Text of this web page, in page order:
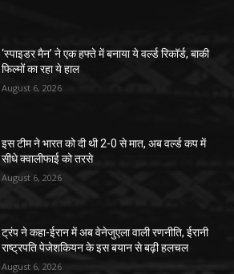
‘स्पाइडर मैन’ ने एक हफ्ते में बनाया ये वर्ल्ड रिकॉर्ड, बाकी
फिल्मों का रहा ये हाल
August 6, 2026
इस टीम ने भारत को दी थी 2-0 से मात, अब वर्ल्ड कप में
सीधे क्वालीफाई को तरसे
August 6, 2026
ट्रंप ने कहा-ईरान में अब वेनेजुएला वाली रणनीति, ईरानी
राष्ट्रपति पेजेशकियन के इस बयान से बढ़ी हलचल
August 6, 2026